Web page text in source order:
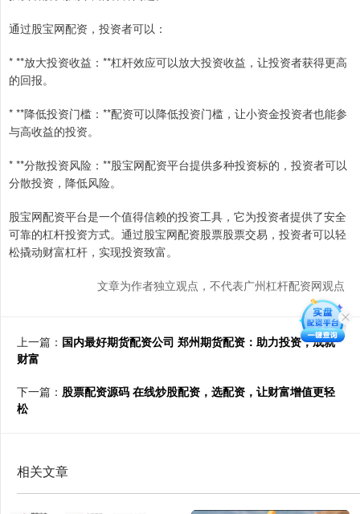
通过股宝网配资，投资者可以：
* **放大投资收益：**杠杆效应可以放大投资收益，让投资者获得更高
的回报。
* **降低投资门槛：**配资可以降低投资门槛，让小资金投资者也能参
与高收益的投资。
* **分散投资风险：**股宝网配资平台提供多种投资标的，投资者可以
分散投资，降低风险。
股宝网配资平台是一个值得信赖的投资工具，它为投资者提供了安全
可靠的杠杆投资方式。通过股宝网配资股票股票交易，投资者可以轻
松撬动财富杠杆，实现投资致富。
文章为作者独立观点，不代表广州杠杆配资网观点
上一篇： 国内最好期货配资公司 郑州期货配资：助力投资，成就
财富
下一篇： 股票配资源码 在线炒股配资，选配资，让财富增值更轻
松
相关文章